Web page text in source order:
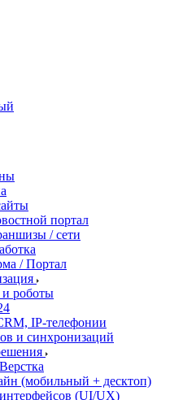
портал
/ сети
/ Портал
и роботы
IP-телефонии
и синхронизаций
(мобильный + десктоп)
(UI/UX)